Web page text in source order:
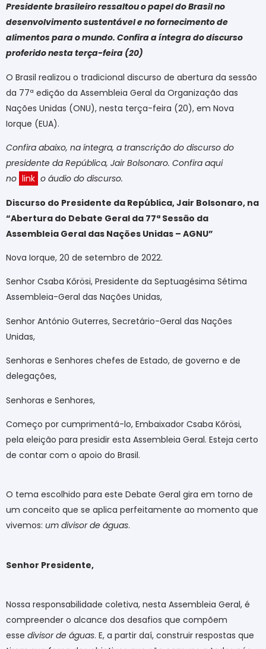
Presidente brasileiro ressaltouo papel do Brasil no
desenvolvimento sustentável e no fornecimento de
alimentos para o mundo. Confira a íntegra do discurso
proferido nesta terça-feira (20)
O Brasil realizou o tradicional discurso de abertura da sessão
da 77ª edição da Assembleia Geral da Organização das
Nações Unidas (ONU), nesta terça-feira (20), em Nova
Iorque (EUA).
Confira abaixo, na íntegra, a transcrição do discurso do
presidente da República, Jair Bolsonaro. Confira aqui
no link o áudio do discurso.
Discurso do Presidente da República, Jair Bolsonaro, na
“Abertura do Debate Geral da 77ª Sessão da
Assembleia Geral das Nações Unidas – AGNU”
Nova Iorque, 20 de setembro de 2022.
Senhor Csaba Kőrösi, Presidente da Septuagésima Sétima
Assembleia-Geral das Nações Unidas,
Senhor António Guterres, Secretário-Geral das Nações
Unidas,
Senhoras e Senhores chefes de Estado, de governo e de
delegações,
Senhoras e Senhores,
Começo por cumprimentá-lo, Embaixador Csaba Kőrösi,
pela eleição para presidir esta Assembleia Geral. Esteja certo
de contar com o apoio do Brasil.
O tema escolhido para este Debate Geral gira em torno de
um conceito que se aplica perfeitamente ao momento que
vivemos: um divisor de águas.
Senhor Presidente,
Nossa responsabilidade coletiva, nesta Assembleia Geral, é
compreender o alcance dos desafios que compõem
esse divisor de águas. E, a partir daí, construir respostas que